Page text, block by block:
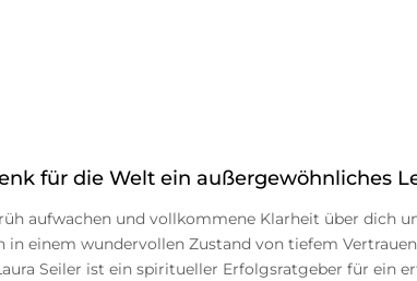
für die Welt ein außergewöhnliches
aufwachen und vollkommene Klarheit über dich
einem wundervollen Zustand von tiefem
Seiler ist ein spiritueller Erfolgsratgeber für